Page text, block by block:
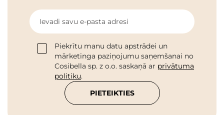
Ievadi savu e-pasta adresi
Piekrītu manu datu apstrādei un
mārketinga paziņojumu saņemšanai no
Cosibella sp. z o.o. saskaņā ar privātuma
politiku.
PIETEIKTIES